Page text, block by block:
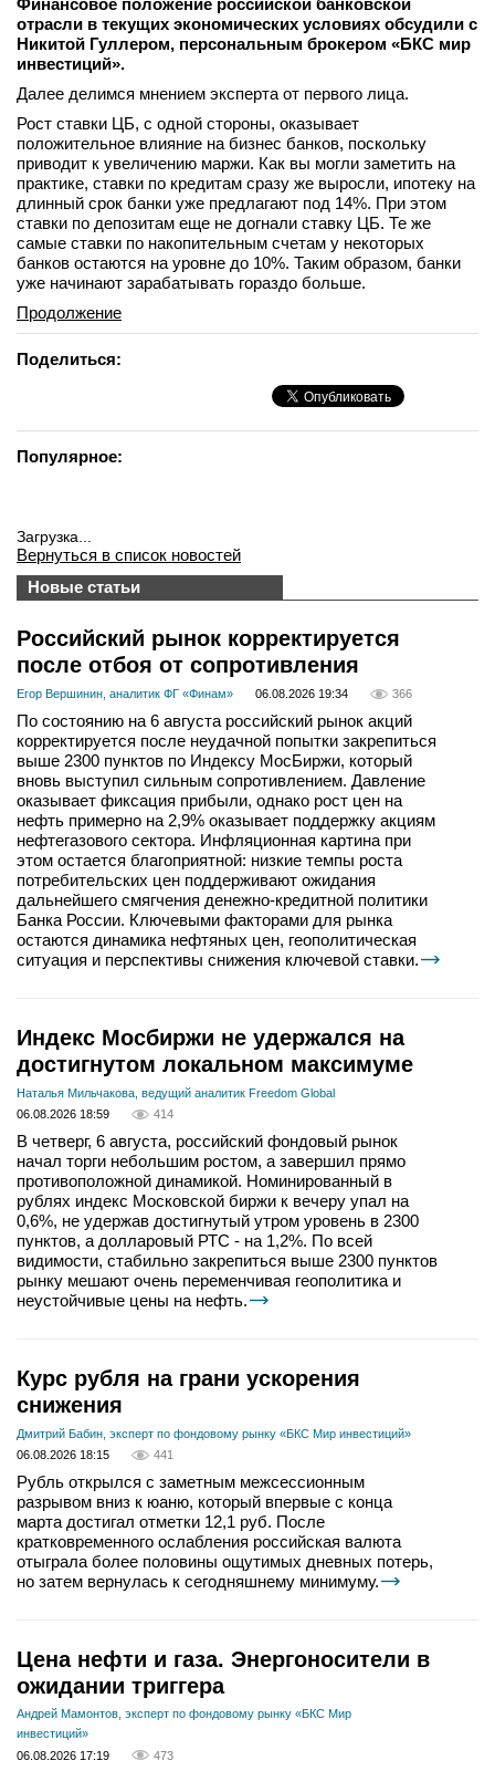
Финансовое положение российской банковской
отрасли в текущих экономических условиях обсудили с
Никитой Гуллером, персональным брокером «БКС мир
инвестиций».
Далее делимся мнением эксперта от первого лица.
Рост ставки ЦБ, с одной стороны, оказывает
положительное влияние на бизнес банков, поскольку
приводит к увеличению маржи. Как вы могли заметить на
практике, ставки по кредитам сразу же выросли, ипотеку на
длинный срок банки уже предлагают под 14%. При этом
ставки по депозитам еще не догнали ставку ЦБ. Те же
самые ставки по накопительным счетам у некоторых
банков остаются на уровне до 10%. Таким образом, банки
уже начинают зарабатывать гораздо больше.
Продолжение
Поделиться:
Популярное:
Загрузка...
Вернуться в список новостей
Новые статьи
Российский рынок корректируется
после отбоя от сопротивления
Егор Вершинин, аналитик ФГ «Финам» 06.08.2026 19:34 366
По состоянию на 6 августа российский рынок акций
корректируется после неудачной попытки закрепиться
выше 2300 пунктов по Индексу МосБиржи, который
вновь выступил сильным сопротивлением. Давление
оказывает фиксация прибыли, однако рост цен на
нефть примерно на 2,9% оказывает поддержку акциям
нефтегазового сектора. Инфляционная картина при
этом остается благоприятной: низкие темпы роста
потребительских цен поддерживают ожидания
дальнейшего смягчения денежно-кредитной политики
Банка России. Ключевыми факторами для рынка
остаются динамика нефтяных цен, геополитическая
ситуация и перспективы снижения ключевой ставки.
Индекс Мосбиржи не удержался на
достигнутом локальном максимуме
Наталья Мильчакова, ведущий аналитик Freedom Global
06.08.2026 18:59
414
В четверг, 6 августа, российский фондовый рынок
начал торги небольшим ростом, а завершил прямо
противоположной динамикой. Номинированный в
рублях индекс Московской биржи к вечеру упал на
0,6%, не удержав достигнутый утром уровень в 2300
пунктов, а долларовый РТС - на 1,2%. По всей
видимости, стабильно закрепиться выше 2300 пунктов
рынку мешают очень переменчивая геополитика и
неустойчивые цены на нефть.
Курс рубля на грани ускорения
снижения
Дмитрий Бабин, эксперт по фондовому рынку «БКС Мир инвестиций»
06.08.2026 18:15
441
Рубль открылся с заметным межсессионным
разрывом вниз к юаню, который впервые с конца
марта достигал отметки 12,1 руб. После
кратковременного ослабления российская валюта
отыграла более половины ощутимых дневных потерь,
но затем вернулась к сегодняшнему минимуму.
Цена нефти и газа. Энергоносители в
ожидании триггера
Андрей Мамонтов, эксперт по фондовому рынку «БКС Мир
инвестиций»
06.08.2026 17:19
473